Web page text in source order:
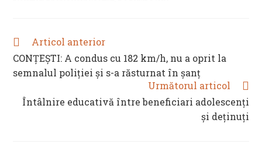
READ
ARTICLES
Articol anterior
CONȚEȘTI: A condus cu 182 km/h, nu a oprit la
semnalul poliției și s-a răsturnat în șanț
Următorul articol
Întâlnire educativă între beneficiari adolescenţi
şi deţinuţi